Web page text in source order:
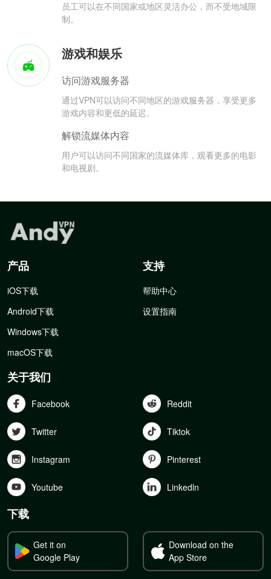
员工可以在不同国家或地区灵活办公，而不受地域限
制。
游戏和娱乐
访问游戏服务器
通过VPN可以访问不同地区的游戏服务器，享受更多
游戏内容和更低的延迟。
解锁流媒体内容
用户可以访问不同国家的流媒体库，观看更多的电影
和电视剧。
产品
iOS下载
Android下载
Windows下载
macOS下载
支持
帮助中心
设置指南
关于我们
Facebook Reddit
Twitter Tiktok
Instagram Pinterest
Youtube Linkedln
下载
Get it on
Google Play
Download on the
App Store